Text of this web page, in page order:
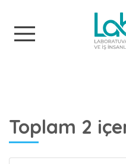
Toplam 2